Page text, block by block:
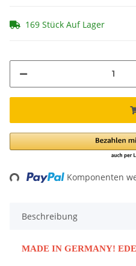
169 Stück Auf Lager
Komponenten
Beschreibung
MADE IN GERMANY!